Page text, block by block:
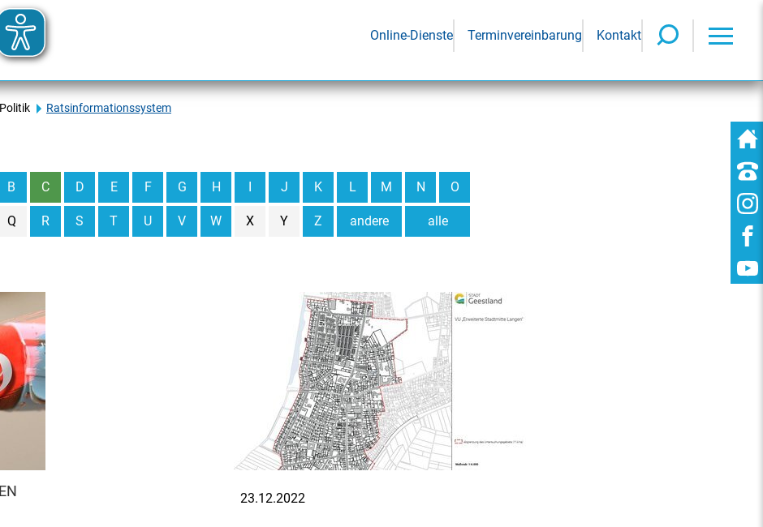
Online-Dienste Terminvereinbarung Kontakt
Politik Ratsinformationssystem
alle
B C D E F G H I J K L M N O
Q R S T U V W X Y Z andere
23.12.2022